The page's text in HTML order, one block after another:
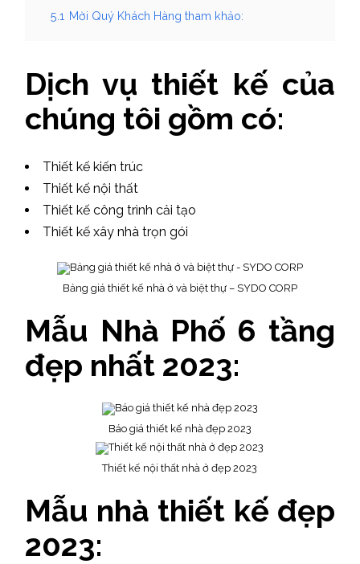
5.1 Mời Quý Khách Hàng tham khảo:
Dịch vụ thiết kế của
chúng tôi gồm có:
Thiết kế kiến trúc
Thiết kế nội thất
Thiết kế công trình cải tạo
Thiết kế xây nhà trọn gói
Bảng giá thiết kế nhà ở và biệt thự – SYDO CORP
Mẫu Nhà Phố 6 tầng
đẹp nhất 2023:
Báo giá thiết kế nhà đẹp 2023
Thiết kế nội thất nhà ở đẹp 2023
Mẫu nhà thiết kế đẹp
2023: